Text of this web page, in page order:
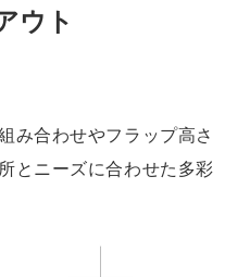
ウト
み合わせやフラップ高さ
とニーズに合わせた多彩